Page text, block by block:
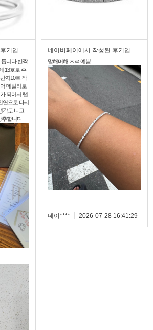
네이버페이에서 작성된 후기입니다.
쁨
2026-07-28 16:41:29
3년전 장모님 다이아반지 구매
하트레인에서 결혼 3주년 반지
하게 되었습니다. 사장님께서
기억때문에 또 찾게 되었어요.
주일밖에 남지 않아 걱정했는데,
작하여 보내주셔서 너무 감사드
찾아뵙겠습니다!! ^^